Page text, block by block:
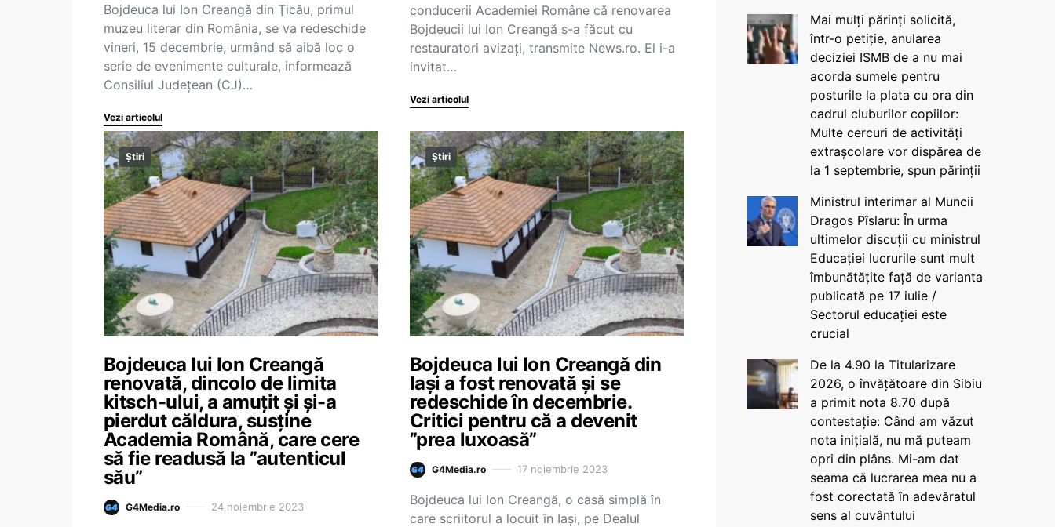
Bojdeuca lui Ion Creangă din Ţicău, primul
muzeu literar din România, se va redeschide
vineri, 15 decembrie, urmând să aibă loc o
serie de evenimente culturale, informează
Consiliul Judeţean (CJ)…
Vezi articolul
conducerii Academiei Române că renovarea
Bojdeucii lui Ion Creangă s-a făcut cu
restauratori avizaţi, transmite News.ro. El i-a
invitat…
Vezi articolul
Știri
Bojdeuca lui Ion Creangă
renovată, dincolo de limita
kitsch-ului, a amuţit şi şi-a
pierdut căldura, susține
Academia Română, care cere
să fie readusă la ”autenticul
său”
G4Media.ro 24 noiembrie 2023
Știri
Bojdeuca lui Ion Creangă din
Iași a fost renovată și se
redeschide în decembrie.
Critici pentru că a devenit
”prea luxoasă”
G4Media.ro 17 noiembrie 2023
Bojdeuca lui Ion Creangă, o casă simplă în
care scriitorul a locuit în Iași, pe Dealul
Mai mulți părinți solicită,
într-o petiție, anularea
deciziei ISMB de a nu mai
acorda sumele pentru
posturile la plata cu ora din
cadrul cluburilor copiilor:
Multe cercuri de activități
extrașcolare vor dispărea de
la 1 septembrie, spun părinții
Ministrul interimar al Muncii
Dragos Pîslaru: În urma
ultimelor discuții cu ministrul
Educației lucrurile sunt mult
îmbunătățite față de varianta
publicată pe 17 iulie /
Sectorul educației este
crucial
De la 4.90 la Titularizare
2026, o învățătoare din Sibiu
a primit nota 8.70 după
contestație: Când am văzut
nota inițială, nu mă puteam
opri din plâns. Mi-am dat
seama că lucrarea mea nu a
fost corectată în adevăratul
sens al cuvântului